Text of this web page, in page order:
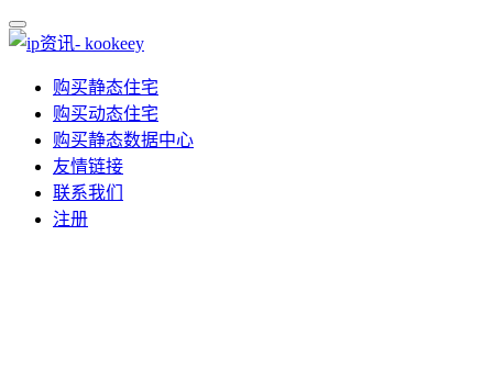
购买静态住宅
购买动态住宅
购买静态数据中心
友情链接
联系我们
注册